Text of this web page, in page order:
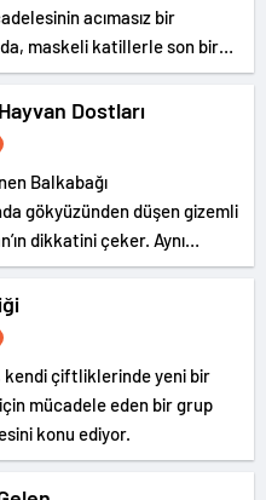
acımasız bir
maskeli katillerle son bir
geliyor.
Dostları
Balkabağı
gökyüzünden düşen gizemli
dikkatini çeker. Aynı
Hayvanlar Şatosu’nda
ve Civciv de tanıklık
kendi çiftliklerinde yeni bir
mücadele eden bir grup
konu ediyor.